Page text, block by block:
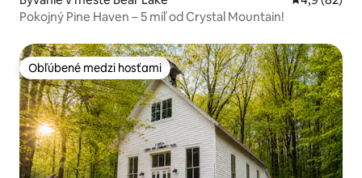
Pokojný Pine Haven – 5 míľ od Crystal Mountain!
Obľúbené medzi hosťami
Obľúbené medzi hosťami